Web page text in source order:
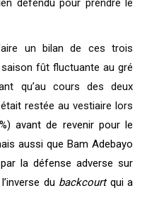
défendu pour prendre le
un bilan de ces trois
fût fluctuante au gré
qu’au cours des deux
restée au vestiaire lors
avant de revenir pour le
aussi que Bam Adebayo
la défense adverse sur
du backcourtqui a